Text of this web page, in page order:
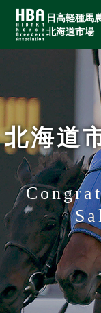
日高軽種馬
北海道市場
北海道